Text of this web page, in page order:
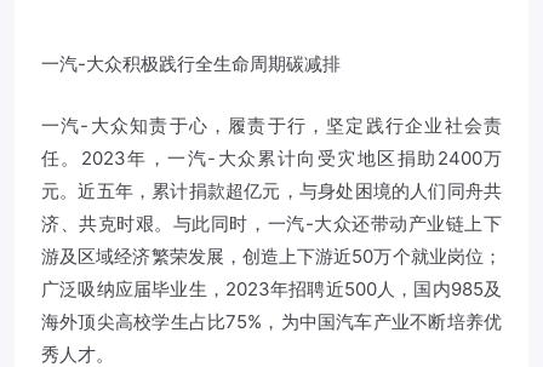
一汽-大众积极践行全生命周期碳减排
一汽-大众知责于心，履责于行，坚定践行企业社会责
任。2023年，一汽-大众累计向受灾地区捐助2400万
元。近五年，累计捐款超亿元，与身处困境的人们同舟共
济、共克时艰。与此同时，一汽-大众还带动产业链上下
游及区域经济繁荣发展，创造上下游近50万个就业岗位；
广泛吸纳应届毕业生，2023年招聘近500人，国内985及
海外顶尖高校学生占比75%，为中国汽车产业不断培养优
秀人才。